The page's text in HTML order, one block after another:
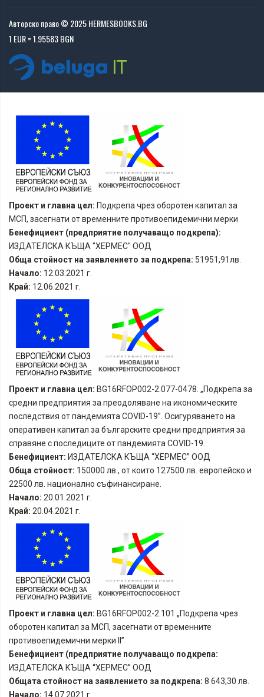
Авторско право © 2025 HERMESBOOKS.BG
1 EUR = 1.95583 BGN
Проект и главна цел: Подкрепа чрез оборотен капитал за
МСП, засегнати от временните противоепидемични мерки
Бенефициент (предприятие получаващо подкрепа):
ИЗДАТЕЛСКА КЪЩА "ХЕРМЕС" ООД
Обща стойност на заявлението за подкрепа: 51951,91лв.
Начало: 12.03.2021 г.
Край: 12.06.2021 г.
Проект и главна цел: BG16RFOP002-2.077-0478. „Подкрепа за
средни предприятия за преодоляване на икономическите
последствия от пандемията COVID-19”. Осигуряването на
оперативен капитал за българските средни предприятия за
справяне с последиците от пандемията COVID-19.
Бенефициент: ИЗДАТЕЛСКА КЪЩА “ХЕРМЕС” ООД
Обща стойност: 150000 лв., от които 127500 лв. европейско и
22500 лв. национално съфинансиране.
Начало: 20.01.2021 г.
Край: 20.04.2021 г.
Проект и главна цел: BG16RFOP002-2.101 „Подкрепа чрез
оборотен капитал за МСП, засегнати от временните
противоепидемични мерки II”
Бенефициент (предприятие получаващо подкрепа:
ИЗДАТЕЛСКА КЪЩА “ХЕРМЕС” ООД
Общата стойност на заявлението за подкрепа: 8 643,30 лв.
Начало: 14.07.2021 г.